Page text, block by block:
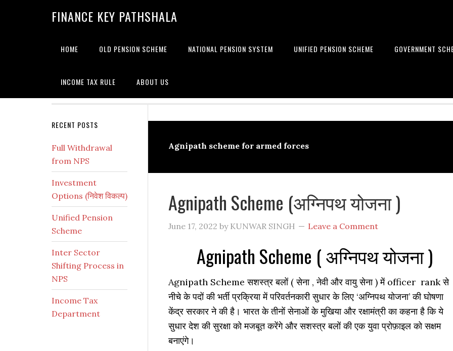
FINANCE KEY PATHSHALA
HOME OLD PENSION SCHEME NATIONAL PENSION SYSTEM UNIFIED PENSION SCHEME GOVERNMENT
INCOME TAX RULE ABOUT US
Agnipath scheme for armed forces
Agnipath Scheme (अग्निपथ योजना )
June 17, 2022 by KUNWAR SINGH Leave a Comment
Agnipath Scheme ( अग्निपथ योजना )
Agnipath Scheme सशस्त्र बलों ( सेना , नेवी और वायु सेना ) में officer rank से
नीचे के पदोंकी भर्ती प्रक्रिया में परिवर्तनकारी सुधार के लिए ‘अग्निपथ योजना’ की घोषणा
केंद्र सरकार ने की है। भारत के तीनों सेनाओं के मुखिया और रक्षामंत्री का कहना है कि ये
सुधार देश की सुरक्षा को मजबूत करेंगे और सशस्त्र बलों की एक युवा प्रोफ़ाइल को सक्षम
बनाएंगे।
Secondary
Sidebar
RECENT POSTS
Full Withdrawal
from NPS
Investment
Options (निवेश विकल्प)
Unified Pension
Scheme
Inter Sector
Shifting Process in
NPS
Income Tax
Department